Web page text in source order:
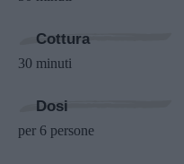
Cottura
30 minuti
Dosi
per 6 persone